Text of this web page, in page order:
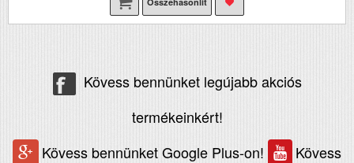
Kövess bennünket legújabb akciós
termékeinkért!
Kövess bennünket Google Plus-on!
Kövess